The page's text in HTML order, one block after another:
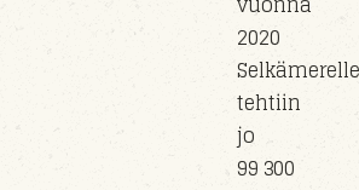
2020
Selkämerelle
tehtiin
jo
99 300